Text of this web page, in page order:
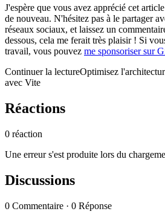
J'espère que vous avez apprécié cet
de nouveau. N'hésitez pas à le partager
réseaux sociaux, et laissez un
dessous, cela me ferait très plaisir ! Si
travail, vous pouvez me sponsoriser sur
Continuer la lectureOptimisez
avec Vite
Réactions
0 réaction
Une erreur s'est produite lors du
Discussions
0 Commentaire · 0 Réponse